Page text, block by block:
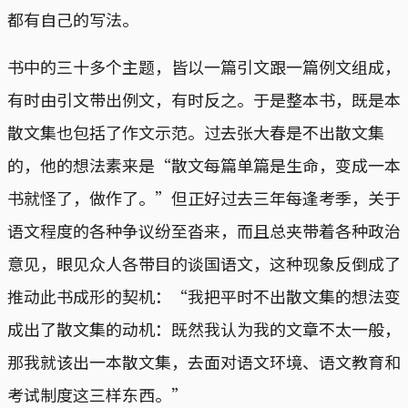
都有自己的写法。
书中的三十多个主题，皆以一篇引文跟一篇例文组成，
有时由引文带出例文，有时反之。于是整本书，既是本
散文集也包括了作文示范。过去张大春是不出散文集
的，他的想法素来是“散文每篇单篇是生命，变成一本
书就怪了，做作了。”但正好过去三年每逢考季，关于
语文程度的各种争议纷至沓来，而且总夹带着各种政治
意见，眼见众人各带目的谈国语文，这种现象反倒成了
推动此书成形的契机：“我把平时不出散文集的想法变
成出了散文集的动机：既然我认为我的文章不太一般，
那我就该出一本散文集，去面对语文环境、语文教育和
考试制度这三样东西。”